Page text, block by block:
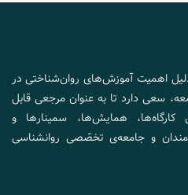
اهمیت آموزش‌های روان‌شناختی در
سعی دارد تا به عنوان مرجعی قابل
کارگاه‌ها، همایش‌ها، سمینارها و
و جامعه‌ی تخصّصی روانشناسی